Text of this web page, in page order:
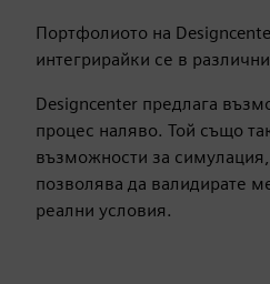
Портфолиото на
интегрирайки се в
Designcenter предлага
процес наляво. Той също
възможности за
позволява да валидирате
реални условия.